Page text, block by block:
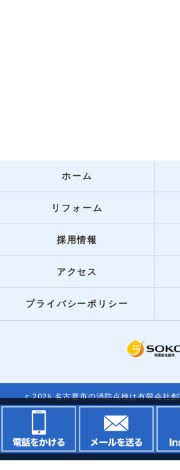
ホーム
リフォーム
採用情報
アクセス
プライバシーポリシー
c 2026 名古屋市の消防点検は有限会社創